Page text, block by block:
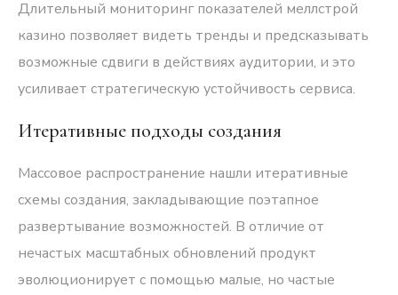
Длительный мониторинг показателей меллстрой
казино позволяет видеть тренды и предсказывать
возможные сдвиги в действиях аудитории, и это
усиливает стратегическую устойчивость сервиса.
Итеративные подходы создания
Массовое распространение нашли итеративные
схемы создания, закладывающие поэтапное
развертывание возможностей. В отличие от
нечастых масштабных обновлений продукт
эволюционирует с помощью малые, но частые